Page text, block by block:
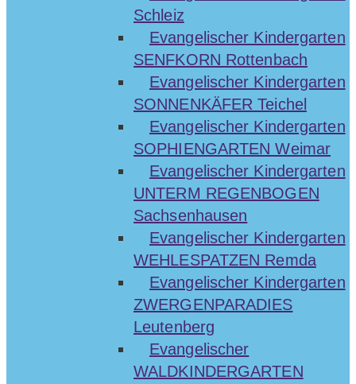
Schleiz
Evangelischer Kindergarten
SENFKORN Rottenbach
Evangelischer Kindergarten
SONNENKÄFER Teichel
Evangelischer Kindergarten
SOPHIENGARTEN Weimar
Evangelischer Kindergarten
UNTERM REGENBOGEN
Sachsenhausen
Evangelischer Kindergarten
WEHLESPATZEN Remda
Evangelischer Kindergarten
ZWERGENPARADIES
Leutenberg
Evangelischer
WALDKINDERGARTEN